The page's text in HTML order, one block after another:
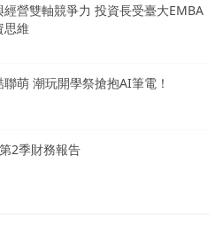
營雙軸競爭力 投資長受臺大EMBA
思維
萌 潮玩開學祭搶抱AI筆電！
2季財務報告